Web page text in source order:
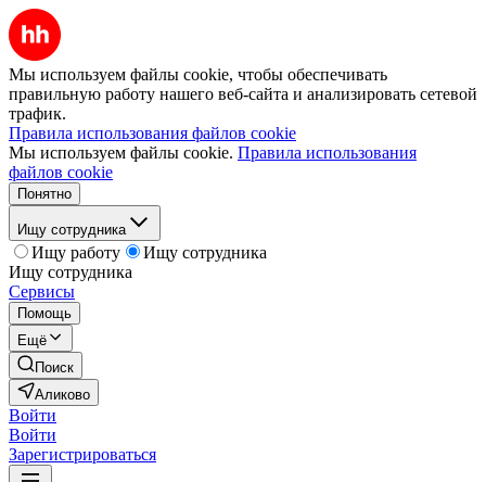
Мы используем файлы cookie, чтобы обеспечивать
правильную работу нашего веб-сайта и анализировать сетевой
трафик.
Правила использования файлов cookie
Мы используем файлы cookie. Правила использования
файлов cookie
Понятно
Ищу сотрудника
Ищу работу
Ищу сотрудника
Ищу сотрудника
Сервисы
Помощь
Ещё
Поиск
Аликово
Войти
Войти
Зарегистрироваться